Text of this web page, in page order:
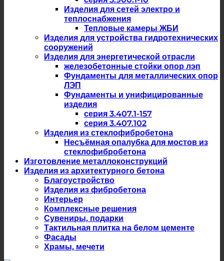
Изделия для сетей электро и
теплоснабжения
Тепловые камеры ЖБИ
Изделия для устройства гидротехнических
сооружений
Изделия для энергетической отрасли
железобетонные стойки опор лэп
Фундаменты для металлических опор
ЛЭП
Фундаменты и унифицированные
изделия
серия 3.407.1-157
серия 3.407.102
Изделия из стеклофибробетона
Несъёмная опалубка для мостов из
стеклофибробетона
Изготовление металлоконструкций
Изделия из архитектурного бетона
Благоустройство
Изделия из фибробетона
Интерьер
Комплексные решения
Сувениры, подарки
Тактильная плитка на белом цементе
Фасады
Храмы, мечети